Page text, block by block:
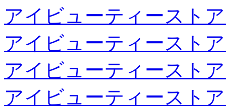
アイビューティースト
アイビューティースト
アイビューティースト
アイビューティースト